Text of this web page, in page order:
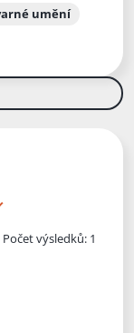
umění
Počet výsledků: 1